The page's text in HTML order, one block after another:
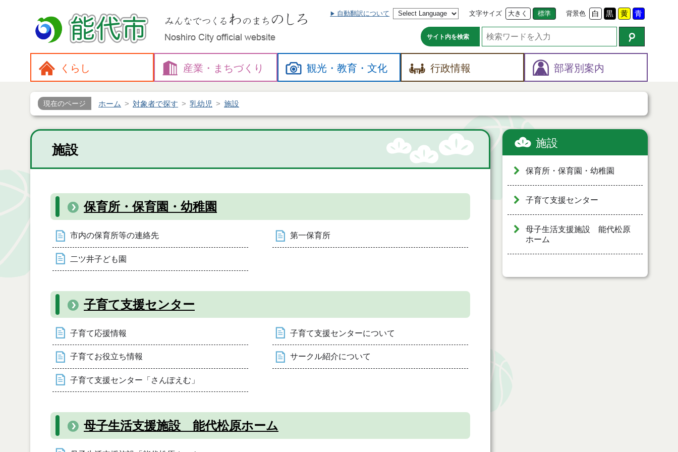
自動翻訳について 文字サイズ 大きく 標準 背景色 白 黒 黄 青
サイト内を検索
くらし 産業・ まちづくり 観光・教育・文化 行政情報 部署別案内
現在のページ ホーム 対象者で探す 乳幼児 施設
施設
保育所・保育園・幼稚園
市内の保育所等の連絡先 第一保育所
二ツ井子ども園
子育て支援センター
子育て応援情報 子育て支援センターについて
子育てお役立ち情報 サークル紹介について
子育て支援センター「さんぽえむ」
母子生活支援施設 能代松原ホーム
施設
保育所・保育園・幼稚園
子育て支援センター
母子生活支援施設 能代松原
ホーム